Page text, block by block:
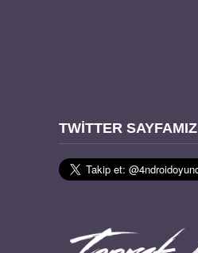
TWITTER SAYFAMIZ